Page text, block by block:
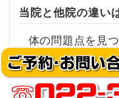
当院と他院の違い
体の問題点を見
です。
もし、来院されて